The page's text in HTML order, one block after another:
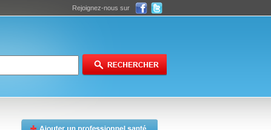
Rejoignez-nous sur